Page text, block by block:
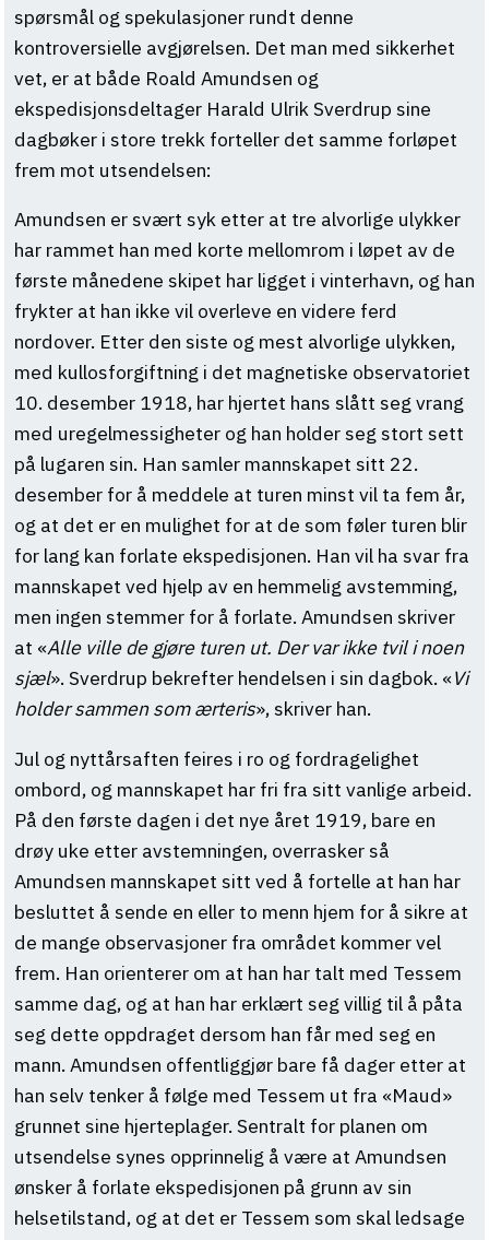
spørsmål og spekulasjoner rundt denne
kontroversielle avgjørelsen. Det man med sikkerhet
vet, er at både Roald Amundsen og
ekspedisjonsdeltager Harald Ulrik Sverdrup sine
dagbøker i store trekk forteller det samme forløpet
frem mot utsendelsen:
Amundsen er svært syk etter at tre alvorlige ulykker
har rammet han med korte mellomrom i løpet av de
første månedene skipet har ligget i vinterhavn, og han
frykter at han ikke vil overleve en videre ferd
nordover. Etter den siste og mest alvorlige ulykken,
med kullosforgiftning i det magnetiske observatoriet
10. desember 1918, har hjertet hans slått seg vrang
med uregelmessigheter og han holder seg stort sett
på lugaren sin. Han samler mannskapet sitt 22.
desember for å meddele at turen minst vil ta fem år,
og at det er en mulighet for at de som føler turen blir
for lang kan forlate ekspedisjonen. Han vil ha svar fra
mannskapet ved hjelp av en hemmelig avstemming,
men ingen stemmer for å forlate. Amundsen skriver
at «Alle ville de gjøre turen ut. Der var ikke tvil i noen
sjæl». Sverdrup bekrefter hendelsen i sin dagbok. «Vi
holder sammen som ærteris», skriver han.
Jul og nyttårsaften feires i ro og fordragelighet
ombord, og mannskapet har fri fra sitt vanlige arbeid.
På den første dagen i det nye året 1919, bare en
drøy uke etter avstemningen, overrasker så
Amundsen mannskapet sitt ved å fortelle at han har
besluttet å sende en eller to menn hjem for å sikre at
de mange observasjoner fra området kommer vel
frem. Han orienterer om at han har talt med Tessem
samme dag, og at han har erklært seg villig til å påta
seg dette oppdraget dersom han får med seg en
mann. Amundsen offentliggjør bare få dager etter at
han selv tenker å følge med Tessem ut fra «Maud»
grunnet sine hjerteplager. Sentralt for planen om
utsendelse synes opprinnelig å være at Amundsen
ønsker å forlate ekspedisjonen på grunn av sin
helsetilstand, og at det er Tessem som skal ledsage